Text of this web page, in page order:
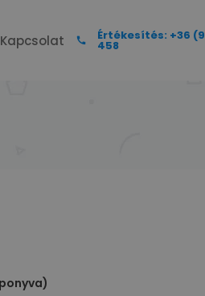
Kapcsolat Értékesítés: +36
458